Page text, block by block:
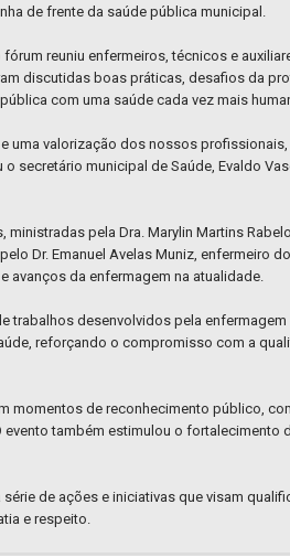
de frente da saúde pública municipal.
reuniu enfermeiros, técnicos e
discutidas boas práticas, desafios da
com uma saúde cada vez mais
uma valorização dos nossos
secretário municipal de Saúde, Evaldo
pela Dra. Marylin Martins
Dr. Emanuel Avelas Muniz, enfermeiro
da enfermagem na atualidade.
trabalhos desenvolvidos pela
reforçando o compromisso com a
momentos de reconhecimento público,
também estimulou o
de ações e iniciativas que visam
e respeito.